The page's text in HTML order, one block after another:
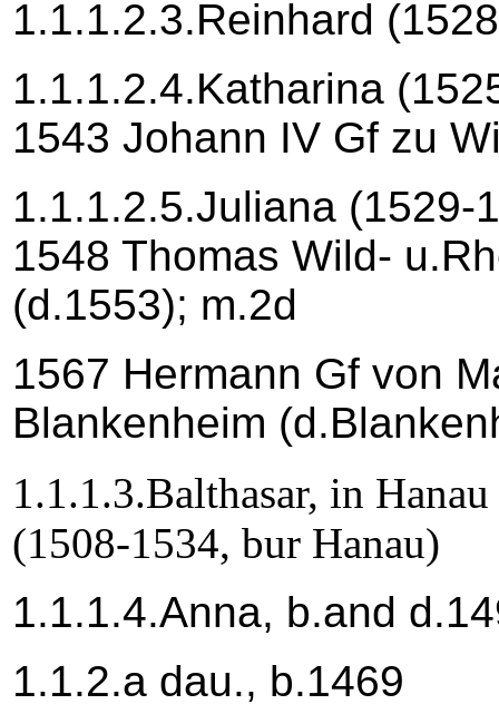
1.1.1.2.3.Reinhard
1.1.1.2.4.Katharina
1543 Johann IV Gf zu
1.1.1.2.5.Juliana (1529-
1548 Thomas Wild-
(d.1553); m.2d
1567 Hermann Gf von
Blankenheim
1.1.1.3.Balthasar, in
(1508-1534, bur Hanau)
1.1.1.4.Anna, b.and
1.1.2.a dau., b.1469